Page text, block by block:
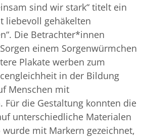
sind wir stark“ titelt ein
liebevoll gehäkelten
Die Betrachter*innen
einem Sorgenwürmchen
Plakate werben zum
in der Bildung
Menschen mit
Für die Gestaltung konnten die
unterschiedliche Materialen
wurde mit Markern gezeichnet,